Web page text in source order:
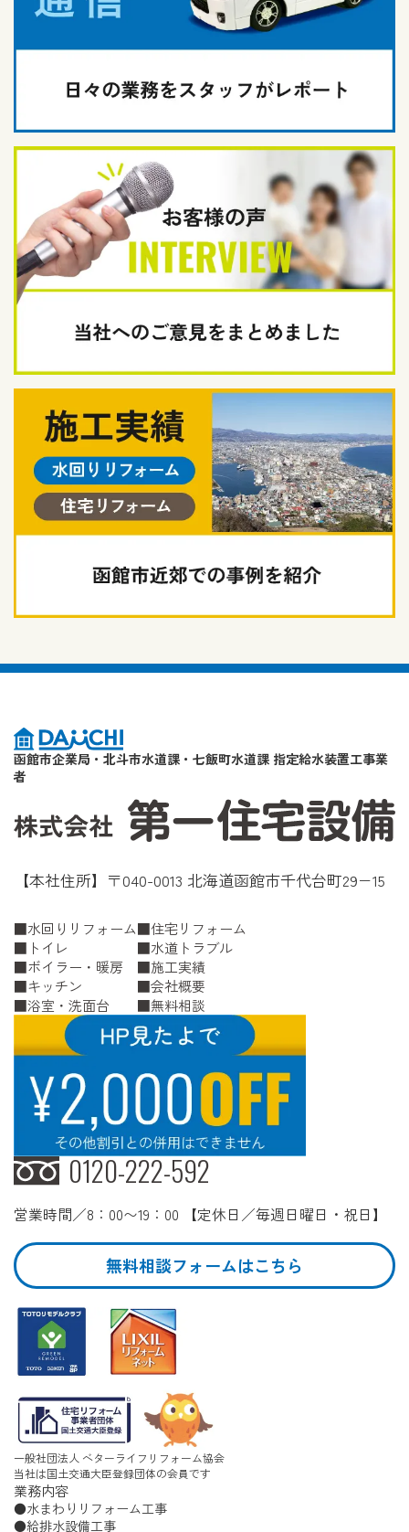
函館市企業局・北斗市水道課・七飯町水道課 指定給水装置工事業
者
【本社住所】〒040-0013 北海道函館市千代台町29−15
水回りリフォーム
トイレ
ボイラー・暖房
キッチン
浴室・洗面台
住宅リフォーム
水道トラブル
施工実績
会社概要
無料相談
0120-222-592
営業時間／8：00〜19：00 【定休日／毎週日曜日・祝日】
無料相談フォームはこちら
一般社団法人 ベターライフリフォーム協会
当社は国土交通大臣登録団体の会員です
業務内容
水まわりリフォーム工事
給排水設備工事